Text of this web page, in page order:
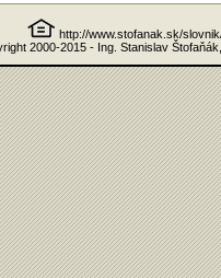
http://www.stofanak.sk/
2000-2015 - Ing. Stanislav Štofaňák,